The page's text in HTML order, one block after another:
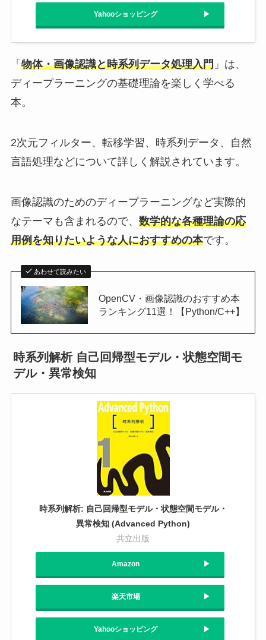
Yahooショッピング
「 物体・画像認識と時系列データ処理入門」は、
ディープラーニングの基礎理論を楽しく学べる
本。
2次元フィルター、転移学習、時系列データ、自然
言語処理などについて詳しく解説されています。
画像認識のためのディープラーニングなど実際的
なテーマも含まれるので、 数学的な各種理論の応
用例を知りたいような人におすすめの本です。
あわせて読みたい
OpenCV・画像認識のおすすめ本
ランキング11選！【Python/C++】
時系列解析 自己回帰型モデル・状態空間モ
デル・異常検知
時系列解析: 自己回帰型モデル・状態空間モデル・
異常検知 (Advanced Python)
共立出版
Amazon
楽天市場
Yahooショッピング